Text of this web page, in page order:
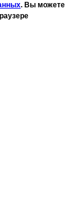
. Вы можете